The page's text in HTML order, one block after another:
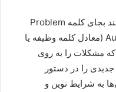
آلمانی ها در محیط کار ترجیح می‌دهند بجای کلمه Problem
(معادل کلمه مشکل) از کلمه Aufgabe (معادل کلمه وظیفه یا
مشکلات را به روی
را در دستور
به شرایط نوین و